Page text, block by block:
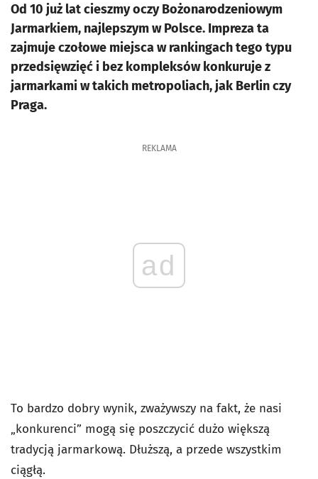
Od 10 już lat cieszmy oczy Bożonarodzeniowym
Jarmarkiem, najlepszym w Polsce. Impreza ta
zajmuje czołowe miejsca w rankingach tego typu
przedsięwzięć i bez kompleksów konkuruje z
jarmarkami w takich metropoliach, jak Berlin czy
Praga.
REKLAMA
ad
To bardzo dobry wynik, zważywszy na fakt, że nasi
„konkurenci” mogą się poszczycić dużo większą
tradycją jarmarkową. Dłuższą, a przede wszystkim
ciągłą.